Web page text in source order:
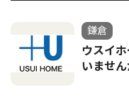
鎌倉
ウスイ
いませ